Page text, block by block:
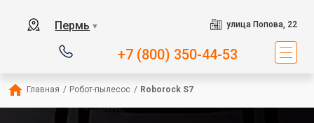
Пермь ▼ улица Попова, 22
+7 (800) 350-44-53
Главная / Робот-пылесос / Roborock S7